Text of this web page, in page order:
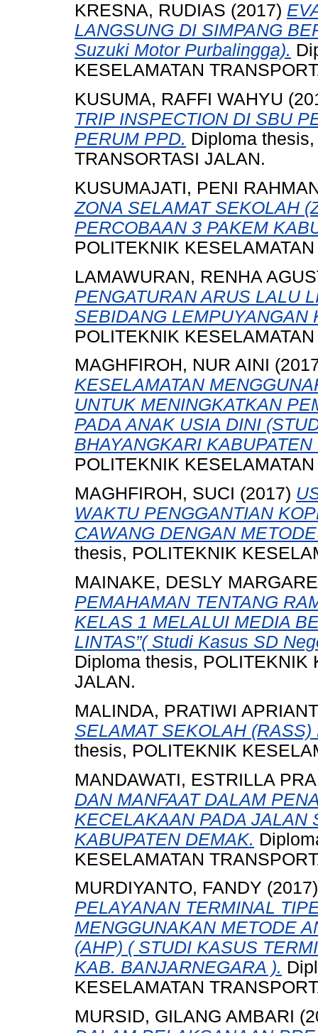
KRESNA, RUDIAS (2017)
LANGSUNG DI SIMPANG
Suzuki Motor Purbalingga).
KESELAMATAN
KUSUMA, RAFFI WAHYU
TRIP INSPECTION DI SBU
PERUM PPD. Diploma
TRANSORTASI JALAN.
KUSUMAJATI, PENI
ZONA SELAMAT SEKOLAH
PERCOBAAN 3 PAKEM
POLITEKNIK
LAMAWURAN, RENHA
PENGATURAN ARUS LALU
SEBIDANG LEMPUYANGAN
POLITEKNIK
MAGHFIROH, NUR AINI
KESELAMATAN
UNTUK MENINGKATKAN
PADA ANAK USIA DINI
BHAYANGKARI
POLITEKNIK
MAGHFIROH, SUCI (2017)
WAKTU PENGGANTIAN
CAWANG DENGAN
thesis, POLITEKNIK
MAINAKE, DESLY
PEMAHAMAN TENTANG
KELAS 1 MELALUI MEDIA
LINTAS”( Studi Kasus SD
Diploma thesis, POLITEKNIK
JALAN.
MALINDA, PRATIWI
SELAMAT SEKOLAH
thesis, POLITEKNIK
MANDAWATI, ESTRILLA
DAN MANFAAT DALAM
KECELAKAAN PADA JALAN
KABUPATEN DEMAK.
KESELAMATAN
MURDIYANTO, FANDY
PELAYANAN TERMINAL
MENGGUNAKAN METODE
(AHP) ( STUDI KASUS
KAB. BANJARNEGARA ).
KESELAMATAN
MURSID, GILANG AMBARI